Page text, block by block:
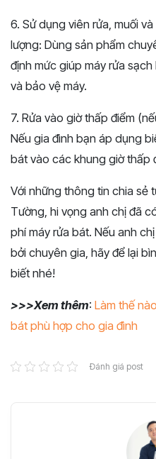
6. Sử dụng viên rửa, muối
lượng: Dùng sản phẩm
định mức giúp máy rửa
và bảo vệ máy.
7. Rửa vào giờ thấp điểm
Nếu gia đình bạn áp dụng
bát vào các khung giờ thấp
Với những thông tin chia sẻ
Tường, hi vọng anh chị đã
phí máy rửa bát. Nếu anh
bởi chuyên gia, hãy để lại
biết nhé!
>>>Xem thêm: Làm thế
bát phù hợp cho gia đình
Đánh giá post